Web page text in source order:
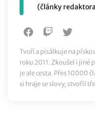
(články
Tvoří a pisálkuje na
roku 2011. Zkoušel i jiné
je ale cesta. Přes 10000
si hraje se slovy, stvořil